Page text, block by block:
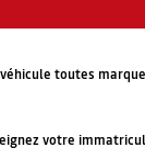
toutes
votre